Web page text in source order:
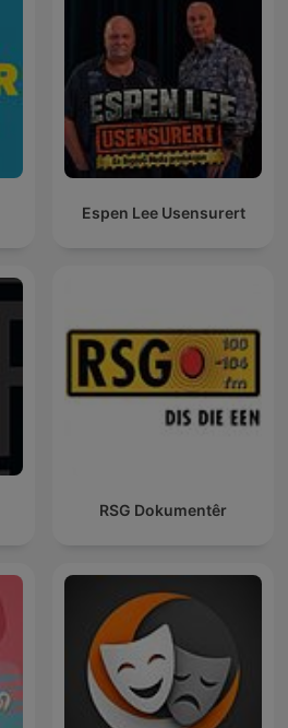
Espen Lee Usensurert
RSG Dokumentêr